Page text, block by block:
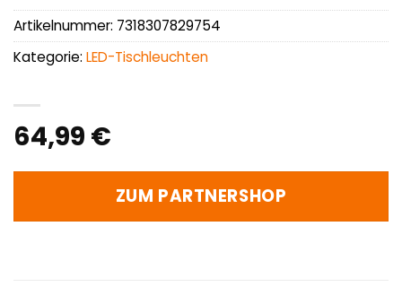
64,99 €
ZUM PARTNERSHOP
Artikelnummer: 7318307829754
Kategorie: LED-Tischleuchten